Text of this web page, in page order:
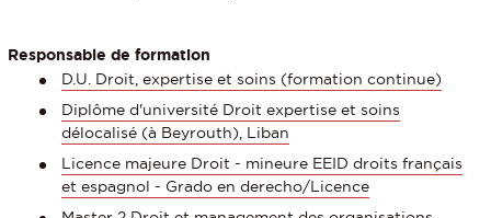
Responsable de formation
D.U. Droit, expertise et soins (formation continue)
Diplôme d'université Droit expertise et soins
délocalisé (à Beyrouth), Liban
Licence majeure Droit - mineure EEID droits français
et espagnol - Grado en derecho/Licence